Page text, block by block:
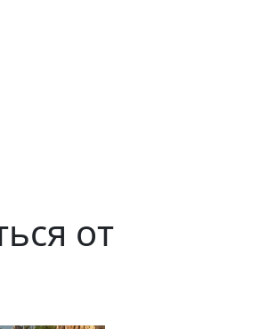
от